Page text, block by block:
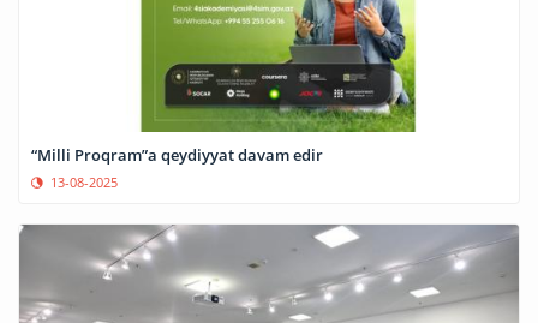
“Milli Proqram”a qeydiyyat davam edir
13-08-2025